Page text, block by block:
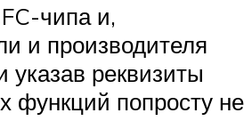
чипа и,
и производителя
реквизиты
функций попросту не